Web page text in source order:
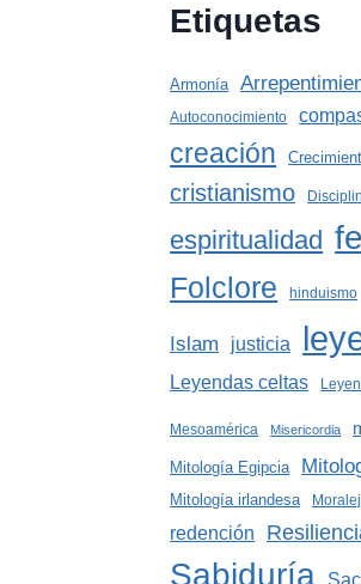
Etiquetas
Armonía
Autoconocimiento
creación
cristianismo
espiritualidad fe
Folclore hinduismo
Islam justicia
Leyendas celtas
Mesoamérica Misericordia
Mitología Egipcia
Mitología irlandesa
redención
Sabiduría